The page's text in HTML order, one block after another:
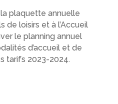
plaquette annuelle
de loisirs et à l’Accueil
le planning annuel
d’accueil et de
tarifs 2023-2024.